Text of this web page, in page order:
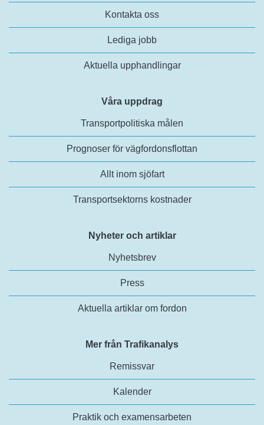
Kontakta oss
Lediga jobb
Aktuella upphandlingar
Våra uppdrag
Transportpolitiska målen
Prognoser för vägfordonsflottan
Allt inom sjöfart
Transportsektorns kostnader
Nyheter och artiklar
Nyhetsbrev
Press
Aktuella artiklar om fordon
Mer från Trafikanalys
Remissvar
Kalender
Praktik och examensarbeten